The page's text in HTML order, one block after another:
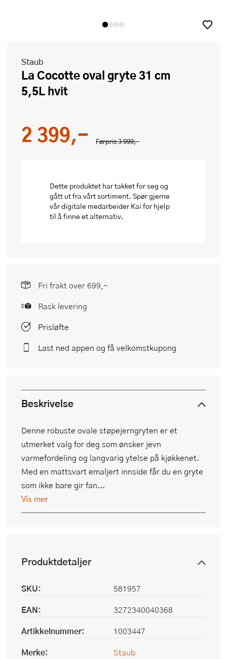
Staub
La Cocotte oval gryte 31 cm
5,5L hvit
Førpris3 999,-
2 399,-
Dette produktet har takket for seg og
gått ut fra vårt sortiment. Spør gjerne
vår digitale medarbeider Kai for hjelp
til å finne et alternativ.
Beskrivelse
Denne robuste ovale støpejerngryten er et
utmerket valg for deg som ønsker jevn
varmefordeling og langvarig ytelse på kjøkkenet.
Med en mattsvart emaljert innside får du en gryte
som ikke bare gir fan...
Vis mer
Fri frakt over 699,-
Rask levering
Prisløfte
Last ned appen og få velkomstkupong
Produktdetaljer
SKU:
581957
EAN:
3272340040368
Artikkelnummer:
1003447
Merke:
Staub